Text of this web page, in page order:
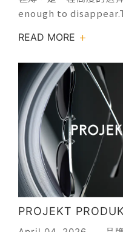
enough to
屬材料，使設計變得超
的外觀。無縫整合醋酸
眼鏡提供了更多發揮空
的渴望——這就是為什麼
釘或黏合劑的原因。 薄
設計，極簡到極致透過
度大幅降低，同時維持
輕盈、線條更乾淨，貼
而非鏡框本身。沒有多
Thintanium 系列延續
由」理念，將結構整合
粹的一體感。你感受到
READ MORE
PROJEKT
你的時髦態度